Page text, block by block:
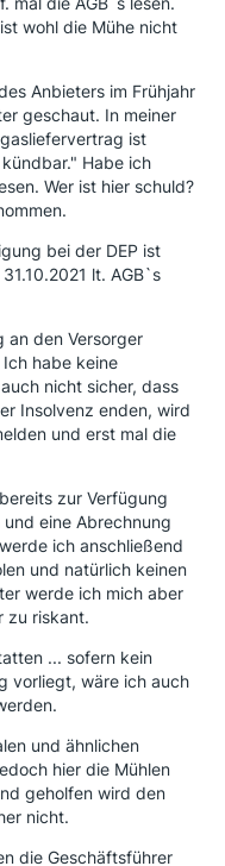
wohl die Mühe nicht
Anbieters im Frühjahr
geschaut. In meiner
ist
Habe ich
Wer ist hier schuld?
bei der DEP ist
lt. AGB`s
an den Versorger
habe keine
nicht sicher, dass
Insolvenz enden, wird
und erst mal die
zur Verfügung
eine Abrechnung
ich anschließend
und natürlich keinen
werde ich mich aber
zu riskant.
... sofern kein
vorliegt, wäre ich auch
und ähnlichen
hier die Mühlen
geholfen wird den
nicht.
die Geschäftsführer